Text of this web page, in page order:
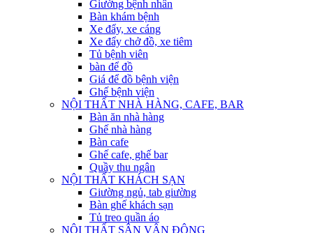
Giường bệnh nhân
Bàn khám bệnh
Xe đẩy, xe cáng
Xe đẩy chở đồ, xe tiêm
Tủ bệnh viên
bàn để đồ
Giá để đồ bệnh viện
Ghế bệnh viện
NỘI THẤT NHÀ HÀNG, CAFE, BAR
Bàn ăn nhà hàng
Ghế nhà hàng
Bàn cafe
Ghế cafe, ghế bar
Quầy thu ngân
NỘI THẤT KHÁCH SẠN
Giường ngủ, tab giường
Bàn ghế khách sạn
Tủ treo quần áo
NỘI THẤT SÂN VẬN ĐỘNG